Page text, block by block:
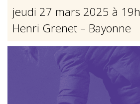
jeudi 27 mars 2025 à 19h
Henri Grenet – Bayonne